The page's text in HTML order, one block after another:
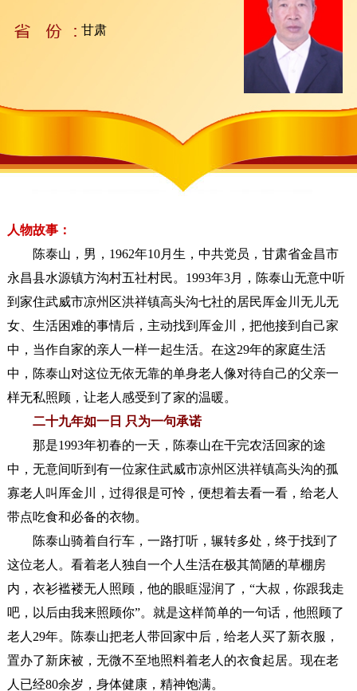
甘肃
人物故事：
陈泰山，男，1962年10月生，中共党员，甘肃省金昌市
永昌县水源镇方沟村五社村民。1993年3月，陈泰山无意中听
到家住武威市凉州区洪祥镇高头沟七社的居民厍金川无儿无
女、生活困难的事情后，主动找到厍金川，把他接到自己家
中，当作自家的亲人一样一起生活。在这29年的家庭生活
中，陈泰山对这位无依无靠的单身老人像对待自己的父亲一
样无私照顾，让老人感受到了家的温暖。
二十九年如一日 只为一句承诺
那是1993年初春的一天，陈泰山在干完农活回家的途
中，无意间听到有一位家住武威市凉州区洪祥镇高头沟的孤
寡老人叫厍金川，过得很是可怜，便想着去看一看，给老人
带点吃食和必备的衣物。
陈泰山骑着自行车，一路打听，辗转多处，终于找到了
这位老人。看着老人独自一个人生活在极其简陋的草棚房
内，衣衫褴褛无人照顾，他的眼眶湿润了，“大叔，你跟我走
吧，以后由我来照顾你”。就是这样简单的一句话，他照顾了
老人29年。陈泰山把老人带回家中后，给老人买了新衣服，
置办了新床被，无微不至地照料着老人的衣食起居。现在老
人已经80余岁，身体健康，精神饱满。